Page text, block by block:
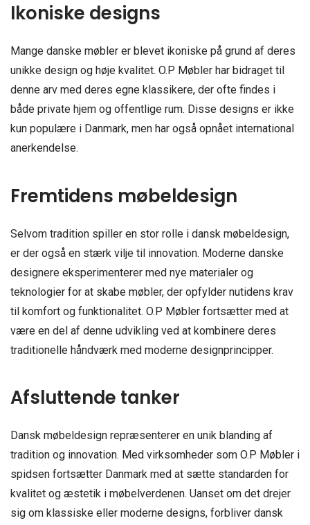
Ikoniske designs
Mange danske møbler er blevet ikoniske på grund af deres
unikke design og høje kvalitet. O.P Møbler har bidraget til
denne arv med deres egne klassikere, der ofte findes i
både private hjem og offentlige rum. Disse designs er ikke
kun populære i Danmark, men har også opnået international
anerkendelse.
Fremtidens møbeldesign
Selvom tradition spiller en stor rolle i dansk møbeldesign,
er der også en stærk vilje til innovation. Moderne danske
designere eksperimenterer med nye materialer og
teknologier for at skabe møbler, der opfylder nutidens krav
til komfort og funktionalitet. O.P Møbler fortsætter med at
være en del af denne udvikling ved at kombinere deres
traditionelle håndværk med moderne designprincipper.
Afsluttende tanker
Dansk møbeldesign repræsenterer en unik blanding af
tradition og innovation. Med virksomheder som O.P Møbler i
spidsen fortsætter Danmark med at sætte standarden for
kvalitet og æstetik i møbelverdenen. Uanset om det drejer
sig om klassiske eller moderne designs, forbliver dansk